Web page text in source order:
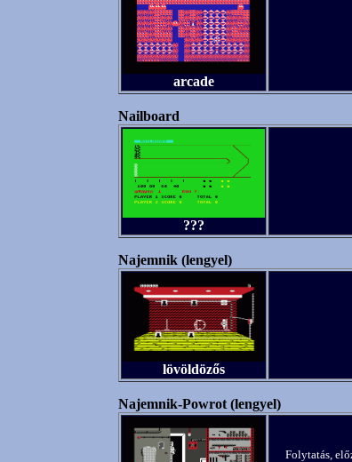
arcade
Nailboard
???
Najemnik (lengyel)
lövöldözős
Najemnik-Powrot (lengyel)
Folytatás,